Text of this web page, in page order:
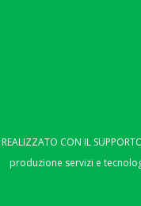
REALIZZATO CON IL
produzione servizi e